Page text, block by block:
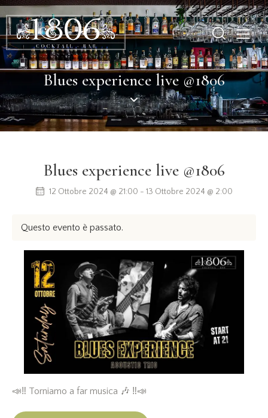
Blues experience live @1806
Blues experience live @1806
12 Ottobre 2024 @ 21:00 - 13 Ottobre 2024 @ 2:00
Questo evento è passato.
📣‼️ Torniamo a far musica 🎶 ‼️📣